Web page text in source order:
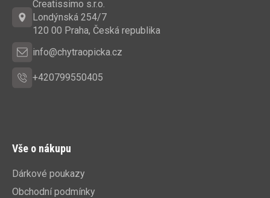
Creatissimo s.r.o.
Londýnská 254/7
120 00 Praha, Česká republika
info@chytraopicka.cz
+420799550405
Vše o nákupu
Dárkové poukazy
Obchodní podmínky